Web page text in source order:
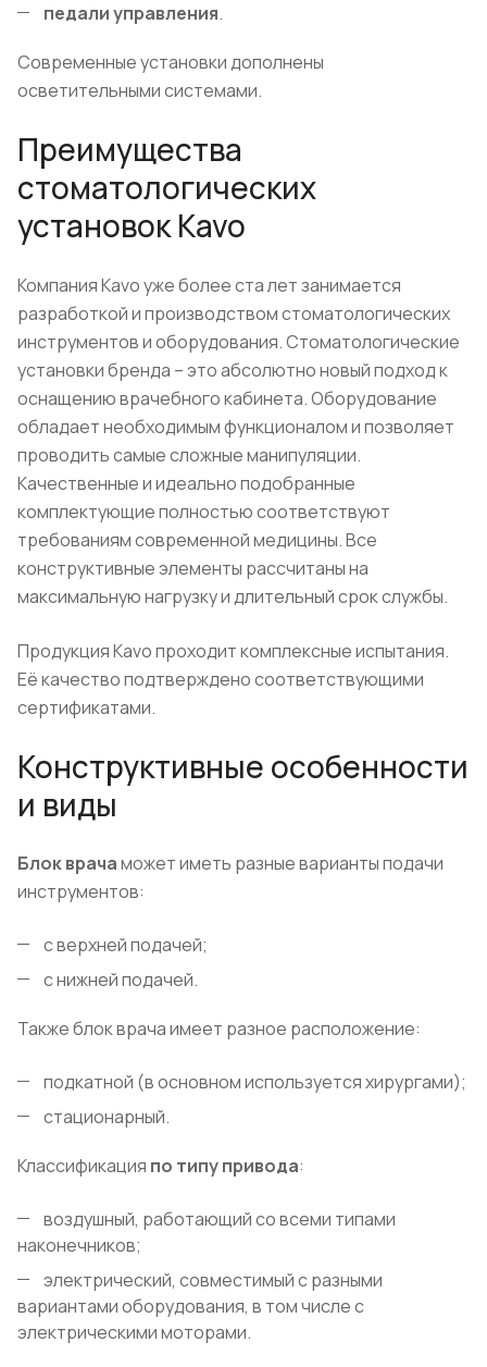
педали управления.
Современные установки дополнены
осветительными системами.
Преимущества
стоматологических
установок Kavo
Компания Kavo уже более ста лет занимается
разработкой и производством стоматологических
инструментов и оборудования. Стоматологические
установки бренда – это абсолютно новый подход к
оснащению врачебного кабинета. Оборудование
обладает необходимым функционалом и позволяет
проводить самые сложные манипуляции.
Качественные и идеально подобранные
комплектующие полностью соответствуют
требованиям современной медицины. Все
конструктивные элементы рассчитаны на
максимальную нагрузку и длительный срок службы.
Продукция Kavo проходит комплексные испытания.
Её качество подтверждено соответствующими
сертификатами.
Конструктивные особенности
и виды
Блок врачаможет иметь разные варианты подачи
инструментов:
с верхней подачей;
с нижней подачей.
Также блок врача имеет разное расположение:
подкатной (в основном используется хирургами);
стационарный.
Классификация по типу привода:
воздушный, работающий со всеми типами
наконечников;
электрический, совместимый с разными
вариантами оборудования, в том числе с
электрическими моторами.